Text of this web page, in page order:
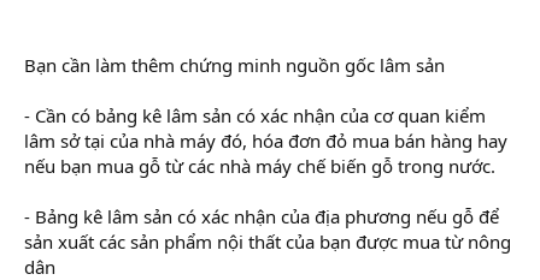
Bạn cần làm thêm chứng minh nguồn gốc lâm sản
- Cần có bảng kê lâm sản có xác nhận của cơ quan kiểm
lâm sở tại của nhà máy đó, hóa đơn đỏ mua bán hàng hay
nếu bạn mua gỗ từ các nhà máy chế biến gỗ trong nước.
- Bảng kê lâm sản có xác nhận của địa phương nếu gỗ để
sản xuất các sản phẩm nội thất của bạn được mua từ nông
dân